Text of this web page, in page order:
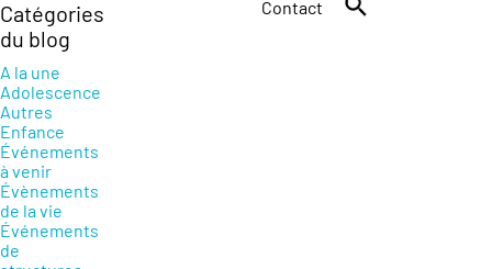
Contact
Catégories
du blog
A la une
Adolescence
Autres
Enfance
Événements
à venir
Évènements
de la vie
Événements
de